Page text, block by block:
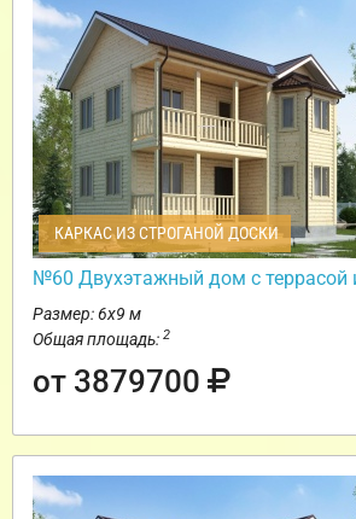
КАРКАС ИЗ СТРОГАНОЙ ДОСКИ
№60 Двухэтажный дом с террасой
Размер: 6х9 м
Общая площадь: 2
от 3879700